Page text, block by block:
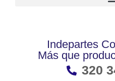
Indepartes
Más que
320